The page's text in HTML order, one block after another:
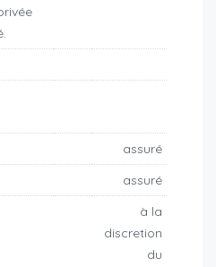
assuré
assuré
à la
discretion
du